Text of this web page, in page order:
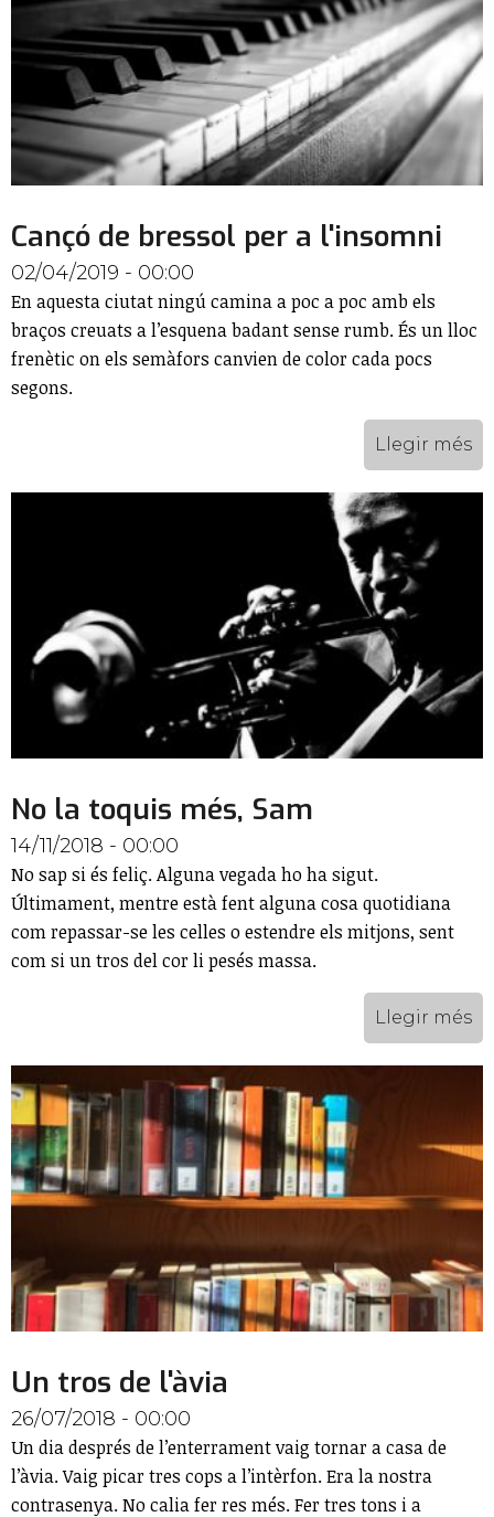
Cançó de bressol per a l'insomni
02/04/2019 - 00:00
En aquesta ciutat ningú camina a poc a poc amb els
braços creuats a l’esquena badant sense rumb. És un lloc
frenètic on els semàfors canvien de color cada pocs
segons.
Llegir més
No la toquis més, Sam
14/11/2018 - 00:00
No sap si és feliç. Alguna vegada ho ha sigut.
Últimament, mentre està fent alguna cosa quotidiana
com repassar-se les celles o estendre els mitjons, sent
com si un tros del cor li pesés massa.
Llegir més
Un tros de l'àvia
26/07/2018 - 00:00
Un dia després de l’enterrament vaig tornar a casa de
l’àvia. Vaig picar tres cops a l’intèrfon. Era la nostra
contrasenya. No calia fer res més. Fer tres tons i a